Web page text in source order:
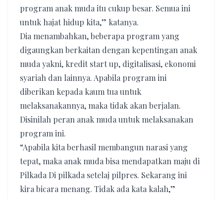
program anak muda itu cukup besar. Semua ini
untuk hajat hidup kita,” katanya.
Dia menambahkan, beberapa program yang
digaungkan berkaitan dengan kepentingan anak
muda yakni, kredit start up, digitalisasi, ekonomi
syariah dan lainnya. Apabila program ini
diberikan kepada kaum tua untuk
melaksanakannya, maka tidak akan berjalan.
Disinilah peran anak muda untuk melaksanakan
program ini.
“Apabila kita berhasil membangun narasi yang
tepat, maka anak muda bisa mendapatkan maju di
Pilkada Di pilkada setelaj pilpres. Sekarang ini
kira bicara menang. Tidak ada kata kalah,”